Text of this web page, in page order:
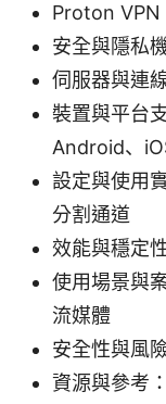
Proton VPN
安全與隱私
伺服器與連
裝置與平台
Android、
設定與使用
分割通道
效能與穩定
使用場景與
流媒體
安全性與風
資源與參考